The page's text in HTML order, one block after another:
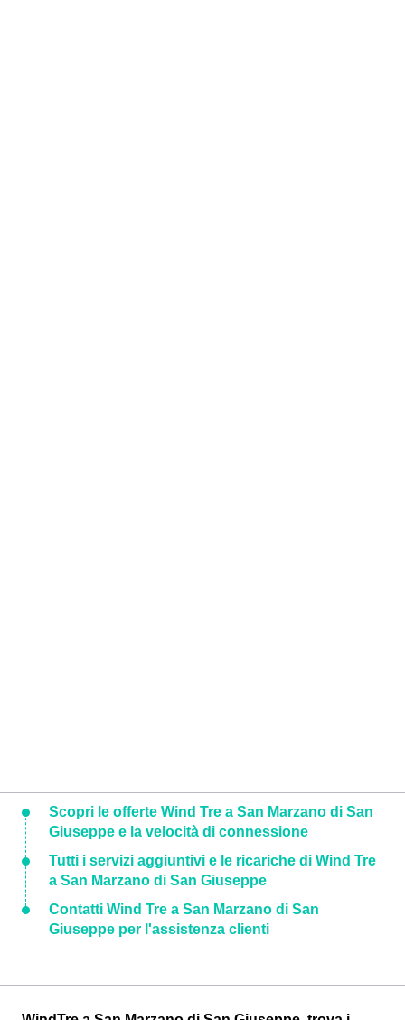
Scopri le offerte Wind Tre a San Marzano di San
Giuseppe e la velocità di connessione
Tutti i servizi aggiuntivi e le ricariche di Wind Tre
a San Marzano di San Giuseppe
Contatti Wind Tre a San Marzano di San
Giuseppe per l'assistenza clienti